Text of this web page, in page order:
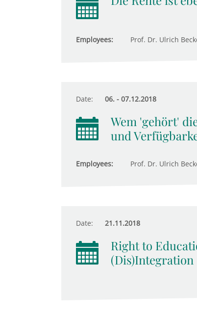
Employees: Prof. Dr. Ulrich
Date: 06. - 07.12.2018
Wem 'gehört'
und
Employees: Prof. Dr. Ulrich
Date: 21.11.2018
Right to
(Dis)Integration